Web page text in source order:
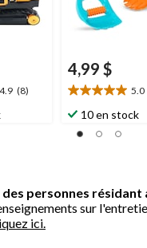
4.9 (8)
4,99 $
5.0
5.0
étoile(s)
sur
10 en stock
personnes résidant
sur
ici.